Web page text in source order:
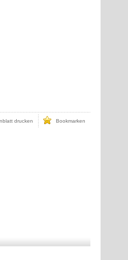
Bookmarken
drucken